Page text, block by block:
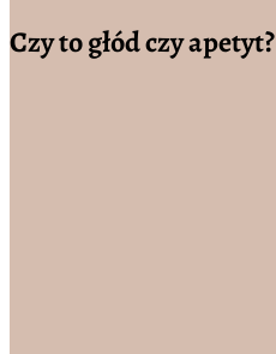
Czy to głód czy apetyt?